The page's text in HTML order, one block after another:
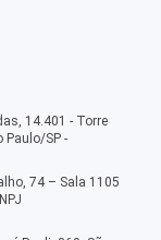
14.401 - Torre
Paulo/SP -
74 – Sala 1105